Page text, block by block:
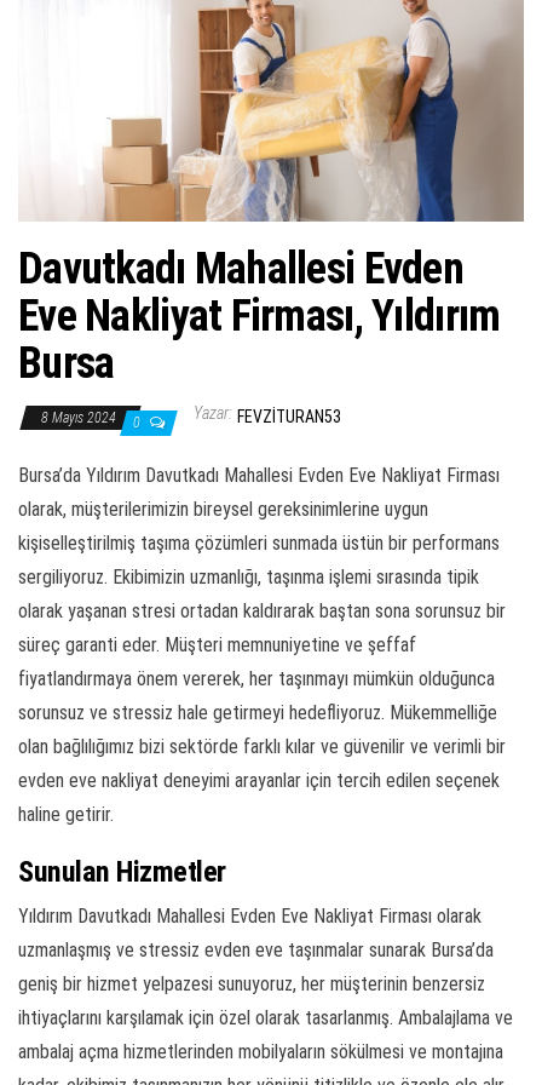
t
Davutkadı Mahallesi Evden
Eve Nakliyat Firması, Yıldırım
Bursa
8 Mayıs 2024 0 Yazar: FEVZITURAN53
Bursa’da Yıldırım Davutkadı Mahallesi Evden Eve Nakliyat Firması
olarak, müşterilerimizin bireysel gereksinimlerine uygun
kişiselleştirilmiş taşıma çözümleri sunmada üstün bir performans
sergiliyoruz. Ekibimizin uzmanlığı, taşınma işlemi sırasında tipik
olarak yaşanan stresi ortadan kaldırarak baştan sona sorunsuz bir
süreç garanti eder. Müşteri memnuniyetine ve şeffaf
fiyatlandırmaya önem vererek, her taşınmayı mümkün olduğunca
sorunsuz ve stressiz hale getirmeyi hedefliyoruz. Mükemmelliğe
olan bağlılığımız bizi sektörde farklı kılar ve güvenilir ve verimli bir
evden eve nakliyat deneyimi arayanlar için tercih edilen seçenek
haline getirir.
Sunulan Hizmetler
Yıldırım Davutkadı Mahallesi Evden Eve Nakliyat Firması olarak
uzmanlaşmış ve stressiz evden eve taşınmalar sunarak Bursa’da
geniş bir hizmet yelpazesi sunuyoruz, her müşterinin benzersiz
ihtiyaçlarını karşılamak için özel olarak tasarlanmış. Ambalajlama ve
ambalaj açma hizmetlerinden mobilyaların sökülmesi ve montajına